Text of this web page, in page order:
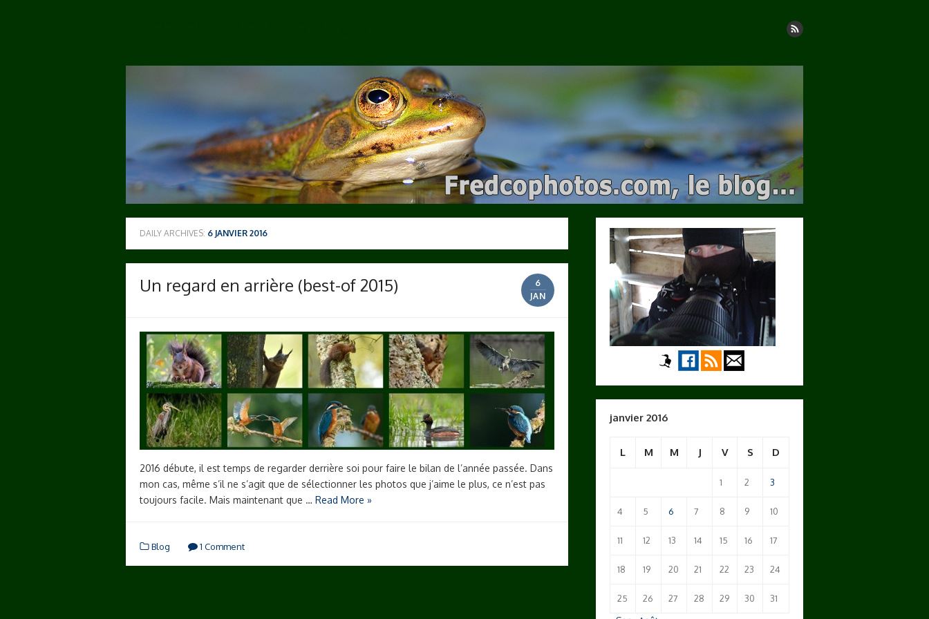
DAILY ARCHIVES: 6 JANVIER 2016
Un regard en arrière (best-of 2015)
6
JAN
2016 débute, il est temps de regarder derrière soi pour faire le bilan de l’année passée. Dans
mon cas, même s’il ne s’agit que de sélectionner les photos que j’aime le plus, ce n’est pas
toujours facile. Mais maintenant que … Read More »
Blog 1 Comment
janvier 2016
L M M J V S D
1 2 3
4 5 6 7 8 9 10
11 12 13 14 15 16 17
18 19 20 21 22 23 24
25 26 27 28 29 30
31